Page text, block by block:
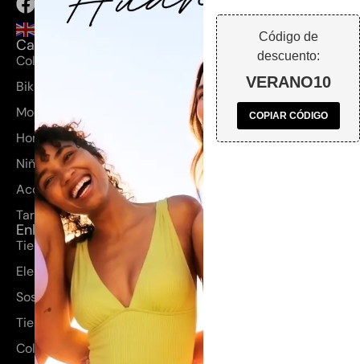
Categorías
Coleccion Huahine
Bikinis y bañadores
Moda mujer
Hombre
Niños
Accesorios
Tarjetas regalo
Enlaces rápidos
Tienda
Elena Morales
Sostenibilidad
Tienda
Colección
Código de
descuento:
VERANO10
COPIAR CÓDIGO